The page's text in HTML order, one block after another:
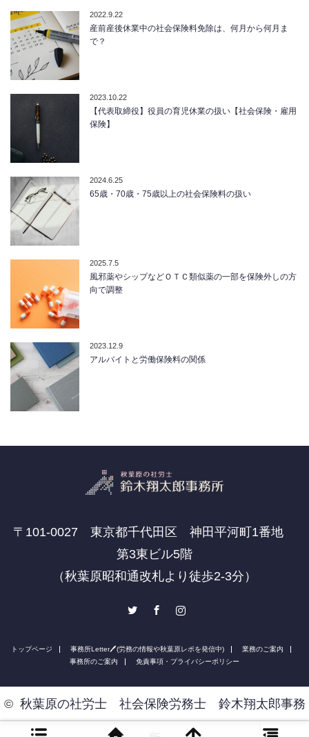
2022.9.22
産前産後休業中の社会保険料免除は、何月から何月ま
で？
2023.10.22
【代表取締役】役員の育児休業の扱い【社会保険・雇用
保険】
2024.6.25
65歳・70歳・75歳以上の社会保険料の扱い
2025.7.5
風邪薬やシップなどＯＴＣ類似薬の一部を保険外しの方
向で調整
2023.12.9
アルバイトと労働保険料の関係
〒101-0027 東京都千代田区 神田平河町1番地
第3東ビル5階
（秋葉原昭和通改札より徒歩2-3分）
Instagram
トップページ 事務所Letter🖊(労務の情報や秋葉原レポを発信中)
業務のご案内
事務所のご案内
免責事項・プライバシーポリシー
© 秋葉原の社労士 社会保険労務士 鈴木翔太郎事務